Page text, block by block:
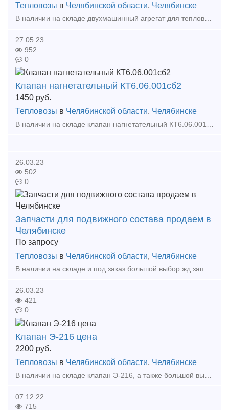
Тепловозы в Челябинской области, Челябинске
27.05.23
952
0
Клапан нагнетательный КТ6.06.001сб2
1450 руб.
Тепловозы в Челябинской области, Челябинске
В наличии на складе клапан нагнетательный КТ6.06.001сб2. А также большой выбор жд запчастей в наличии и под заказ. Тип предложения: предлагаю продукцию, услугу
26.03.23
502
0
Запчасти для подвижного состава продаем в
Челябинске
По запросу
Тепловозы в Челябинской области, Челябинске
В наличии на складе и под заказ большой выбор жд запчастей: Турбокомпрессор ТК-18, ТК-23, ТК-30 Компрессор КТ-6, КТ-7, ВУ-3,5/10, ВВ-0,8/8 Блок дизеля Д50 Поршень Д50, Д49, 6ЧН21/2
26.03.23
421
0
Клапан Э-216 цена
2200 руб.
Тепловозы в Челябинской области, Челябинске
В наличии на складе клапан Э-216, а также большой выбор жд запчастей в наличии и под заказ. Тип предложения: предлагаю продукцию, услугу
07.12.22
715